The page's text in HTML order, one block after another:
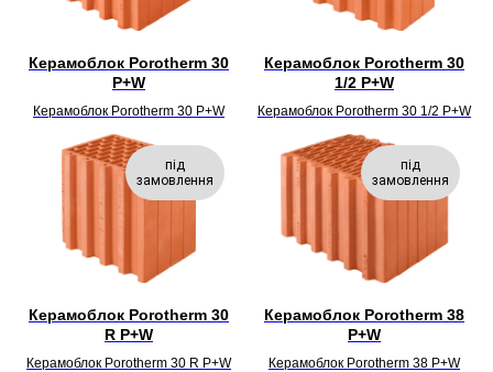
Керамоблок Porotherm 30
P+W
Керамоблок Porotherm 30 P+W
Керамоблок Porotherm 30
1/2 P+W
Керамоблок Porotherm 30 1/2 P+W
під
замовлення
Керамоблок Porotherm 30
R P+W
Керамоблок Porotherm 30 R P+W
під
замовлення
Керамоблок Porotherm 38
P+W
Керамоблок Porotherm 38 P+W